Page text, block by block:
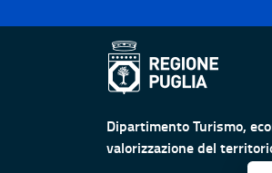
Dipartimento Turismo,
valorizzazione del